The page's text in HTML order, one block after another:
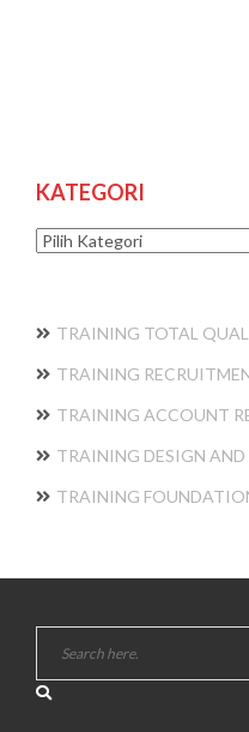
KATEGORI
Kategori
TRAINING TOTAL
TRAINING
TRAINING ACCOUNT
TRAINING DESIGN AND
TRAINING